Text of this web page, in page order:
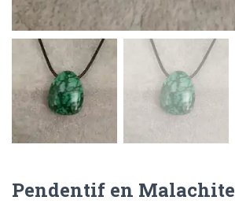
Pendentif en Malachite